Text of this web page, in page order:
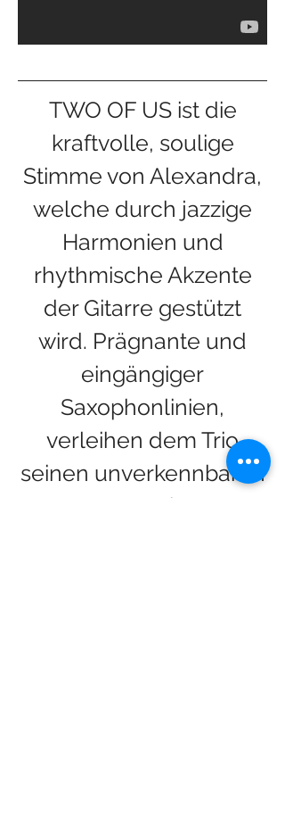
TWO OF US ist die
kraftvolle, soulige
Stimme von Alexandra,
welche durch jazzige
Harmonien und
rhythmische Akzente
der Gitarre gestützt
wird. Prägnante und
eingängiger
Saxophonlinien,
verleihen dem Trio
seinen unverkennbaren
Sound.